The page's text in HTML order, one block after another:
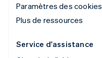
Paramètres des cookies
Plus de ressources
Service d'assistance